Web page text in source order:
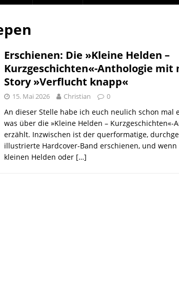
Erschienen: Die »Kleine Helden –
Kurzgeschichten«-Anthologie mit
Story »Verflucht knapp«
15. Mai 2026 Christian 0
An dieser Stelle habe ich euch neulich schon mal
was über die »Kleine Helden – Kurzgeschichten«-
erzählt. Inzwischen ist der querformatige,
illustrierte Hardcover-Band erschienen, und
kleinen Helden oder […]